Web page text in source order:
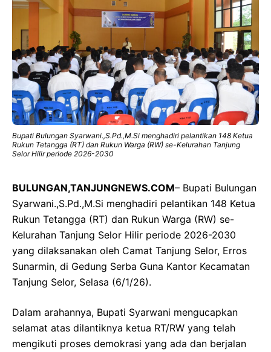
Bupati Bulungan Syarwani.,S.Pd.,M.Si menghadiri pelantikan 148 Ketua
Rukun Tetangga (RT) dan Rukun Warga (RW) se-Kelurahan Tanjung
Selor Hilir periode 2026-2030
BULUNGAN,TANJUNGNEWS.COM– Bupati Bulungan
Syarwani.,S.Pd.,M.Si menghadiri pelantikan 148 Ketua
Rukun Tetangga (RT) dan Rukun Warga (RW) se-
Kelurahan Tanjung Selor Hilir periode 2026-2030
yang dilaksanakan oleh Camat Tanjung Selor, Erros
Sunarmin, di Gedung Serba Guna Kantor Kecamatan
Tanjung Selor, Selasa (6/1/26).
Dalam arahannya, Bupati Syarwani mengucapkan
selamat atas dilantiknya ketua RT/RW yang telah
mengikuti proses demokrasi yang ada dan berjalan